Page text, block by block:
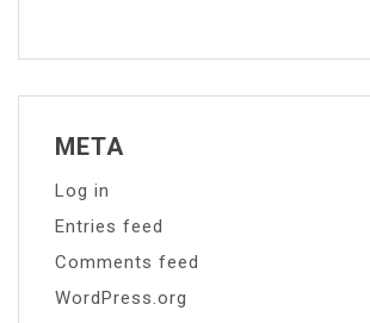
META
Log in
Entries feed
Comments feed
WordPress.org